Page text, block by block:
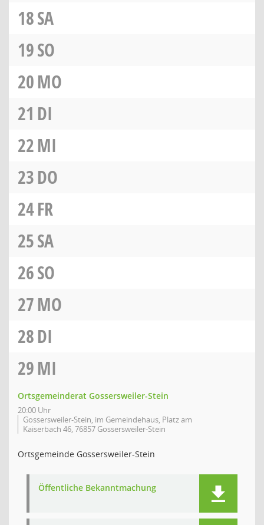
18SA
19SO
20MO
21 DI
22MI
23DO
24FR
25SA
26SO
27MO
28DI
29MI
Ortsgemeinderat Gossersweiler-Stein
20:00 Uhr
Gossersweiler-Stein, im Gemeindehaus, Platz am
Kaiserbach 46, 76857 Gossersweiler-Stein
Ortsgemeinde Gossersweiler-Stein
Öffentliche Bekanntmachung